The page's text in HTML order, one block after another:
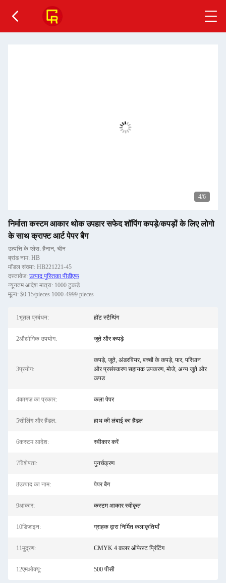
4/6
निर्माता कस्टम आकार थोक उपहार सफेद शॉपिंग कपड़े/कपड़ों के लिए लोगो
के साथ क्राफ्ट आर्ट पेपर बैग
उत्पत्ति के प्लेस: हैनान, चीन
ब्रांड नाम: HB
मॉडल संख्या: HB221221-45
दस्तावेज: उत्पाद पुस्तिका पीडीएफ
न्यूनतम आदेश मात्रा: 1000 टुकड़े
मूल्य: $0.15/pieces 1000-4999 pieces
1भूतल प्रबंधन: हॉट स्टैम्पिंग
2औद्योगिक उपयोग: जूते और कपड़े
3प्रयोग:
कपड़े, जूते, अंडरवियर, बच्चों के कपड़े, फर, परिधान
और प्रसंस्करण सहायक उपकरण, मोजे, अन्य जूते और
कपड
4कागज़ का प्रकार: कला पेपर
5सीलिंग और हैंडल: हाथ की लंबाई का हैंडल
6कस्टम आदेश: स्वीकार करें
7विशेषता: पुनर्चक्रण
8उत्पाद का नाम: पेपर बैग
9आकार: कस्टम आकार स्वीकृत
10डिजाइन: ग्राहक द्वारा निर्मित कलाकृतियाँ
11मुद्रण: CMYK 4 कलर ऑफेस्ट प्रिंटिंग
12एमओक्यू: 500 पीसी